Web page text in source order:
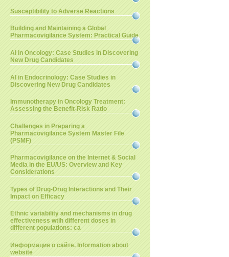
Susceptibility to Adverse Reactions
Building and Maintaining a Global
Pharmacovigilance System: Practical Guide
AI in Oncology: Case Studies in Discovering
New Drug Candidates
AI in Endocrinology: Case Studies in
Discovering New Drug Candidates
Immunotherapy in Oncology Treatment:
Assessing the Benefit-Risk Ratio
Challenges in Preparing a
Pharmacovigilance System Master File
(PSMF)
Pharmacovigilance on the Internet & Social
Media in the EU/US: Overview and Key
Considerations
Types of Drug-Drug Interactions and Their
Impact on Efficacy
Ethnic variability and mechanisms in drug
effectiveness wtih different doses in
different populations: ca
Информация о сайте. Information about
website